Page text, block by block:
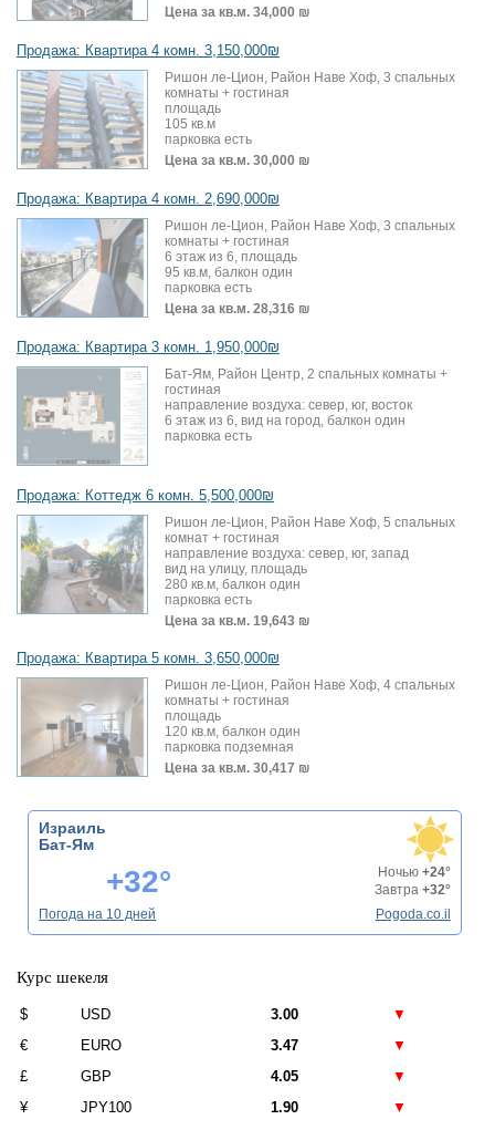
Цена за кв.м. 34,000 ₪
Продажа: Квартира 4 комн. 3,150,000₪
Ришон ле-Цион, Район Наве Хоф, 3 спальных
комнаты + гостиная
площадь
105 кв.м
парковка есть
Цена за кв.м. 30,000 ₪
Продажа: Квартира 4 комн. 2,690,000₪
Ришон ле-Цион, Район Наве Хоф, 3 спальных
комнаты + гостиная
6 этаж из 6, площадь
95 кв.м, балкон один
парковка есть
Цена за кв.м. 28,316 ₪
Продажа: Квартира 3 комн. 1,950,000₪
Бат-Ям, Район Центр, 2 спальных комнаты +
гостиная
направление воздуха: север, юг, восток
6 этаж из 6, вид на город, балкон один
парковка есть
Продажа: Коттедж 6 комн. 5,500,000₪
Ришон ле-Цион, Район Наве Хоф, 5 спальных
комнат + гостиная
направление воздуха: север, юг, запад
вид на улицу, площадь
280 кв.м, балкон один
парковка есть
Цена за кв.м. 19,643 ₪
Продажа: Квартира 5 комн. 3,650,000₪
Ришон ле-Цион, Район Наве Хоф, 4 спальных
комнаты + гостиная
площадь
120 кв.м, балкон один
парковка подземная
Цена за кв.м. 30,417 ₪
Израиль
Бат-Ям
+32° Ночью +24°
Завтра +32°
Погода на 10 дней
Pogoda.co.il
Курс шекеля
$ USD 3.00
▼
€
EURO 3.47
▼
£
GBP 4.05
▼
¥
JPY100 1.90 ▼